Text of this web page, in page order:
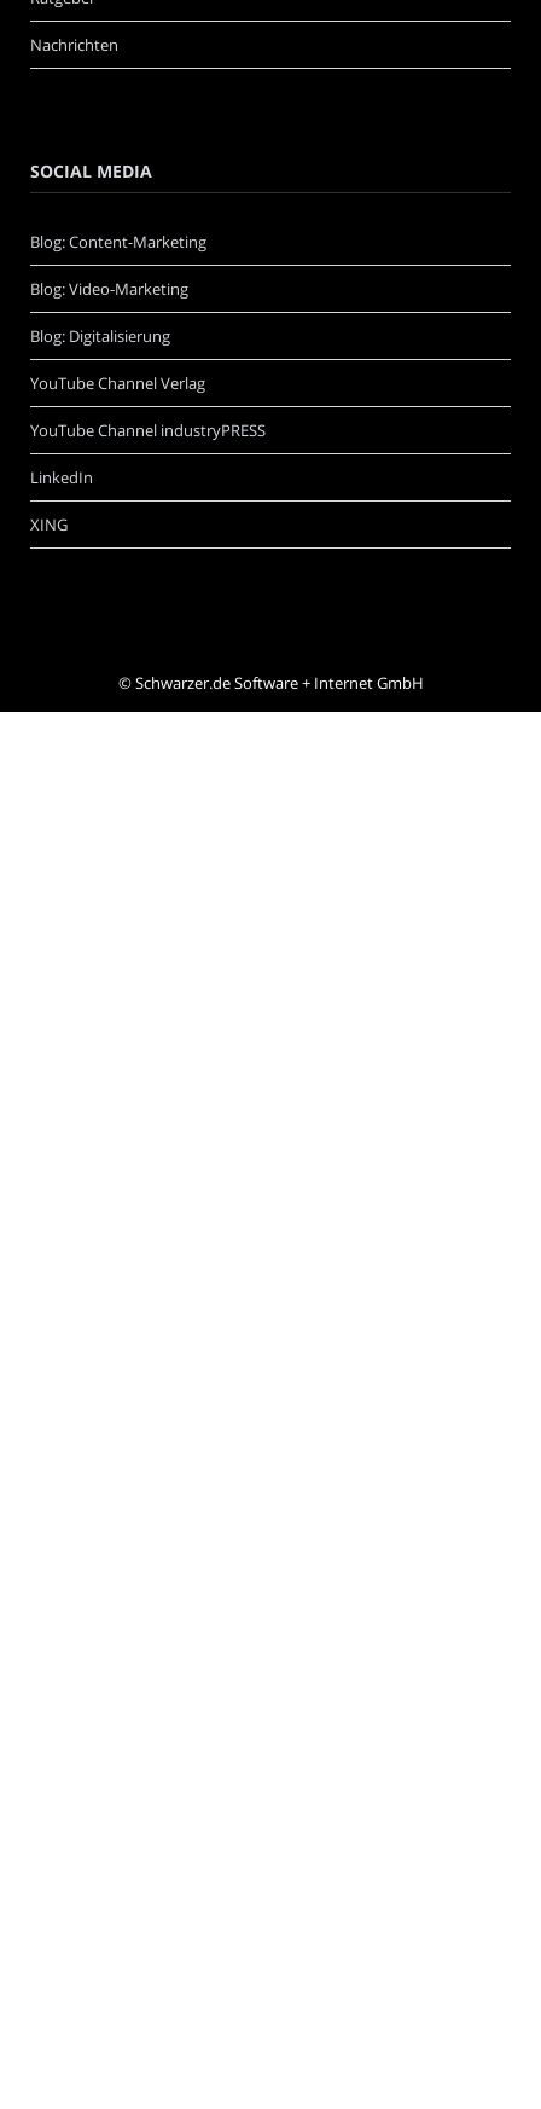
Nachrichten
SOCIAL MEDIA
Blog: Content-Marketing
Blog: Video-Marketing
Blog: Digitalisierung
YouTube Channel Verlag
YouTube Channel industryPRESS
LinkedIn
XING
©Schwarzer.de Software + Internet GmbH